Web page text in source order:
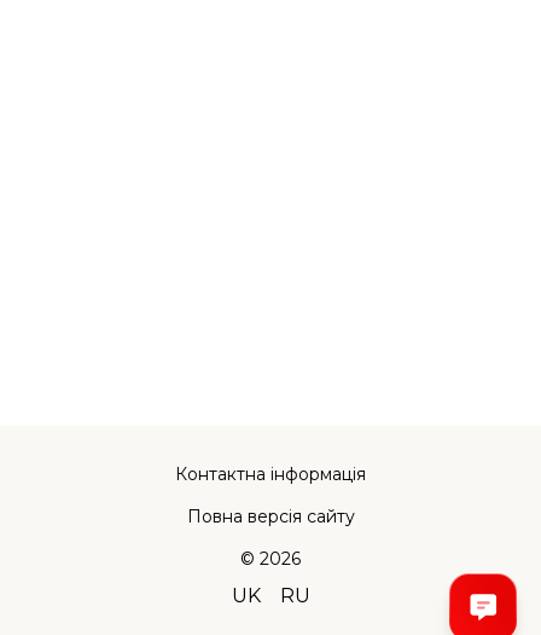
Контактна інформація
Повна версія сайту
© 2026
UK RU